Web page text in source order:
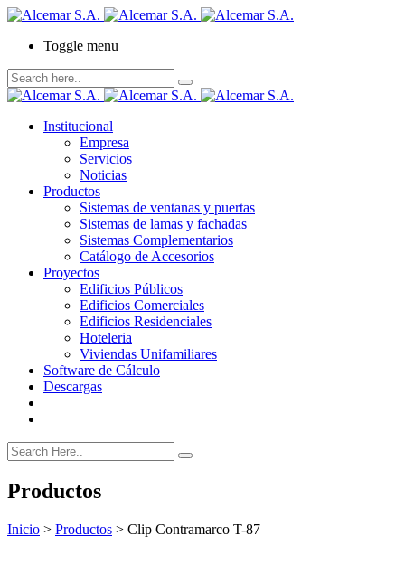
Toggle menu
Institucional
Empresa
Servicios
Noticias
Productos
Sistemas de ventanas y puertas
Sistemas de lamas y fachadas
Sistemas Complementarios
Catálogo de Accesorios
Proyectos
Edificios Públicos
Edificios Comerciales
Edificios Residenciales
Hoteleria
Viviendas Unifamiliares
Software de Cálculo
Descargas
Productos
Inicio > Productos > Clip Contramarco T-87